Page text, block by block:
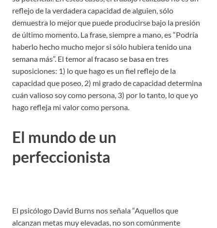
reflejo de la verdadera capacidad de alguien, sólo
demuestra lo mejor que puede producirse bajo la presión
de último momento. La frase, siempre a mano, es “Podría
haberlo hecho mucho mejor si sólo hubiera tenido una
semana más”. El temor al fracaso se basa en tres
suposiciones: 1) lo que hago es un fiel reflejo de la
capacidad que poseo, 2) mi grado de capacidad determina
cuán valioso soy como persona, 3) por lo tanto, lo que yo
hago refleja mi valor como persona.
El mundo de un
perfeccionista
El psicólogo David Burns nos señala “Aquellos que
alcanzan metas muy elevadas, no son comúnmente